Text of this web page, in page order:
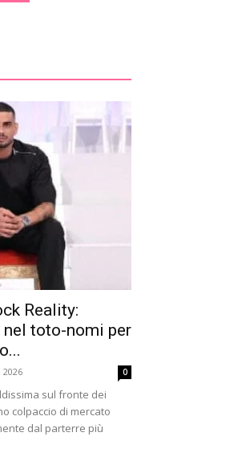
Reality:
toto-nomi per
2026 0
sul fronte dei
colpaccio di mercato
dal parterre più